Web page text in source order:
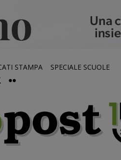
STAMPA SPECIALE SCUOLE